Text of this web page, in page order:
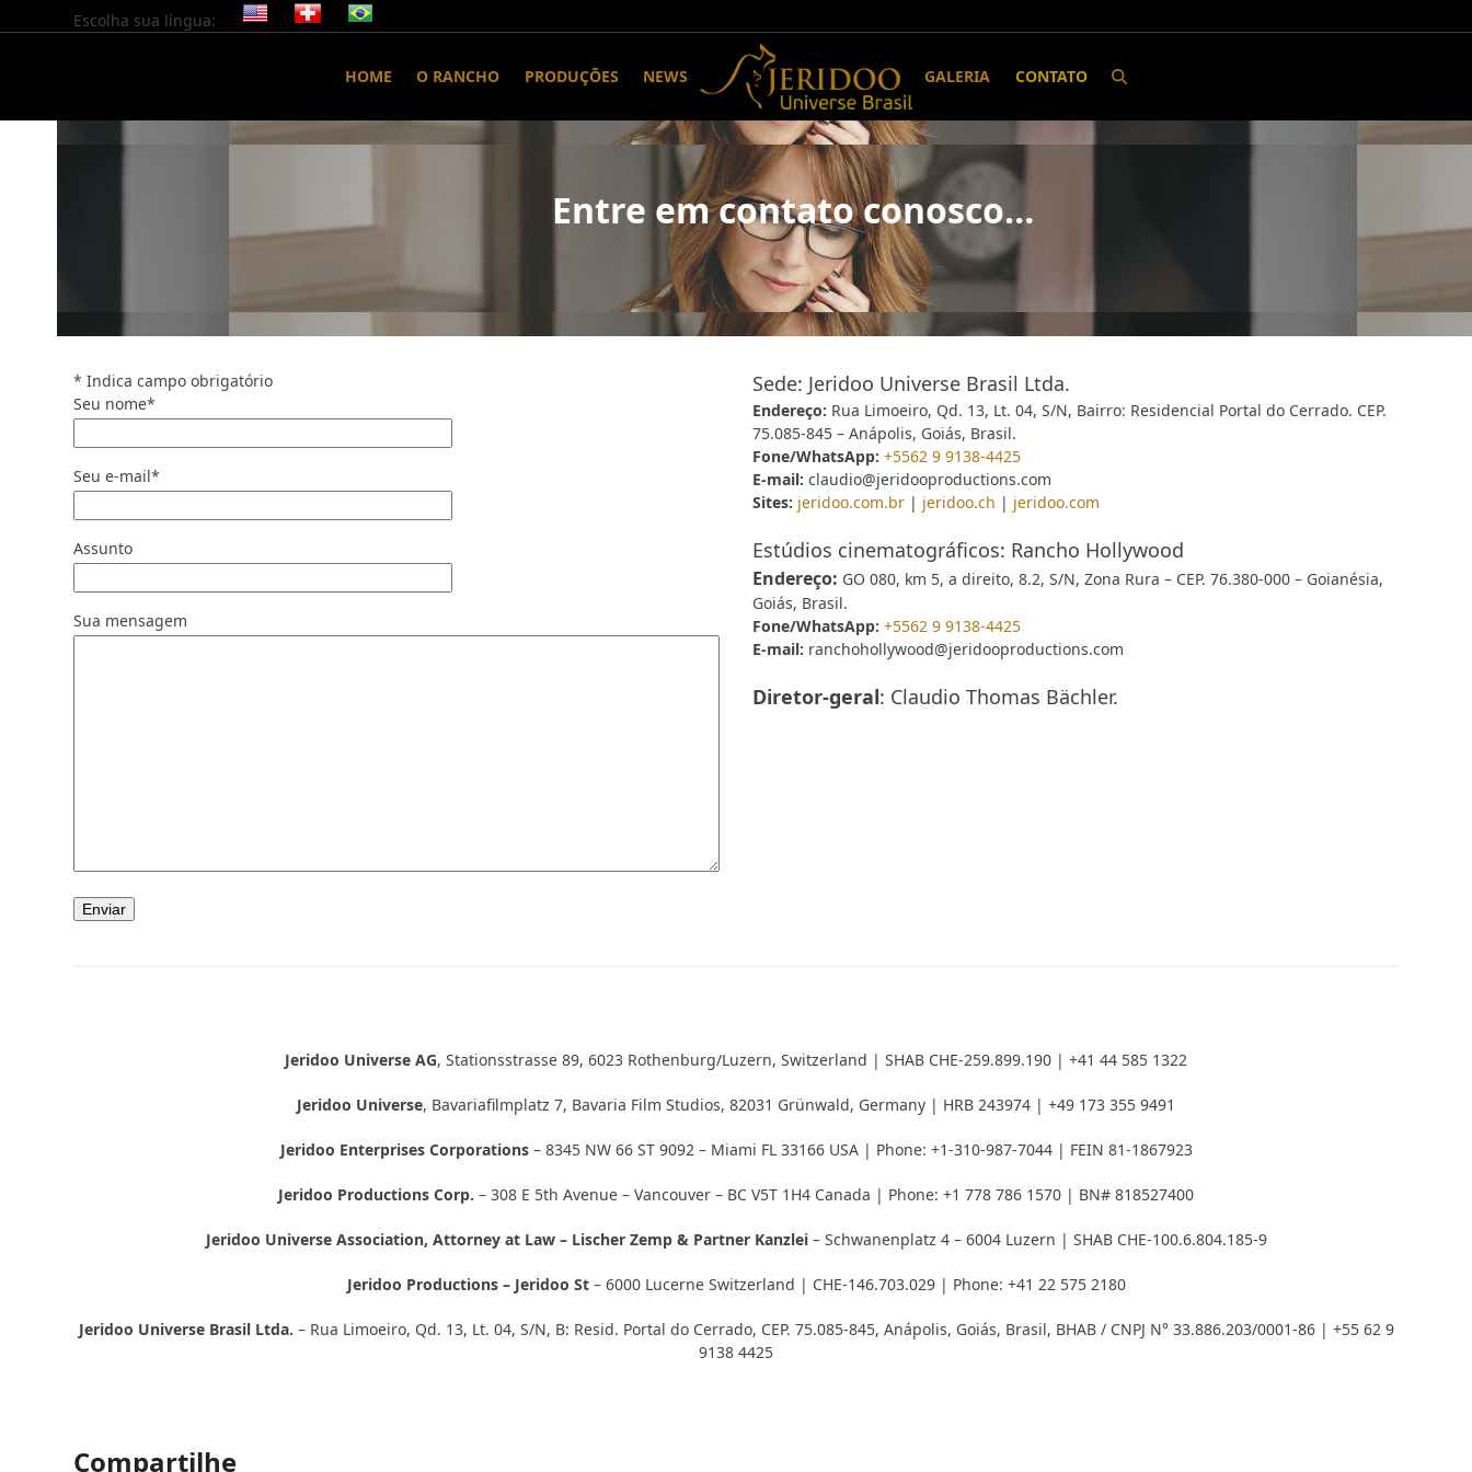
to
Escolha sua língua:
HOME O RANCHO PRODUÇÕES NEWS GALERIA CONTATO
Entre em contato conosco…
* Indica campo obrigatório
Seu nome*
Seu e-mail*
Assunto
Sua mensagem
Sede: Jeridoo Universe Brasil Ltda.
Endereço: Rua Limoeiro, Qd. 13, Lt. 04, S/N, Bairro: Residencial Portal do Cerrado. CEP.
75.085-845 – Anápolis, Goiás, Brasil.
Fone/WhatsApp: +5562 9 9138-4425
E-mail: claudio@jeridooproductions.com
Sites: jeridoo.com.br | jeridoo.ch | jeridoo.com
Estúdios cinematográficos: Rancho Hollywood
Endereço: GO 080, km 5, a direito, 8.2, S/N, Zona Rura – CEP. 76.380-000 – Goianésia,
Goiás, Brasil.
Fone/WhatsApp: +5562 9 9138-4425
E-mail: ranchohollywood@jeridooproductions.com
Diretor-geral: Claudio Thomas Bächler.
Jeridoo Universe AG, Stationsstrasse 89, 6023 Rothenburg/Luzern, Switzerland | SHAB CHE-259.899.190 | +41 44 585 1322
Jeridoo Universe, Bavariafilmplatz 7, Bavaria Film Studios, 82031 Grünwald, Germany | HRB 243974 | +49 173 355 9491
Jeridoo Enterprises Corporations – 8345 NW 66 ST 9092 – Miami FL 33166 USA | Phone: +1-310-987-7044 | FEIN 81-1867923
Jeridoo Productions Corp. – 308 E 5th Avenue – Vancouver – BC V5T 1H4 Canada | Phone: +1 778 786 1570 | BN# 818527400
Jeridoo Universe Association, Attorney at Law – Lischer Zemp & Partner Kanzlei– Schwanenplatz 4 – 6004 Luzern | SHAB CHE-100.6.804.185-9
Jeridoo Productions – Jeridoo St– 6000 Lucerne Switzerland | CHE-146.703.029 | Phone: +41 22 575 2180
Jeridoo Universe Brasil Ltda. – Rua Limoeiro, Qd. 13, Lt. 04, S/N, B: Resid. Portal do Cerrado, CEP. 75.085-845, Anápolis, Goiás, Brasil, BHAB / CNPJ N° 33.886.203/0001-86​ | +55 62 9
9138 4425
Compartilhe